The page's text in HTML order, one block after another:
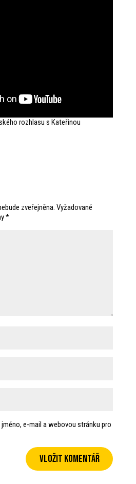
rozhlasu s Kateřinou
zveřejněna. Vyžadované
*
e-mail a webovou stránku pro